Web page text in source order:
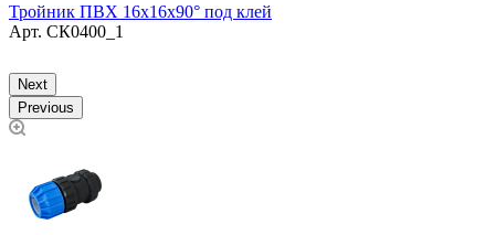
Тройник ПВХ 16х16х90° под клей
Арт. СК0400_1
Next
Previous